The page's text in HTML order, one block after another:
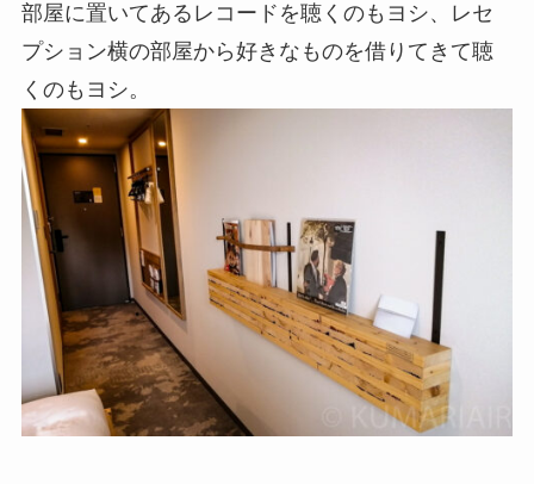
部屋に置いてあるレコードを聴くのもヨシ、レセ
プション横の部屋から好きなものを借りてきて聴
くのもヨシ。